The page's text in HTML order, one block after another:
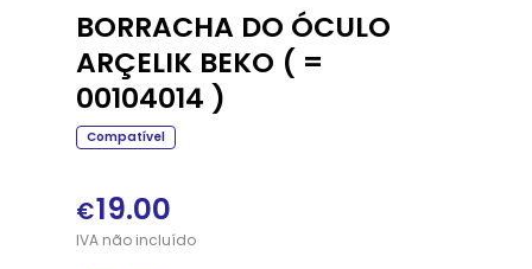
BORRACHA DO ÓCULO
ARÇELIK BEKO ( =
00104014 )
Compatível
€19.00
IVAnãoincluído